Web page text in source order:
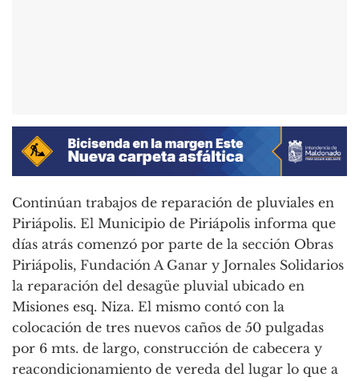
Continúan trabajos de reparación de pluviales en
Piriápolis. El Municipio de Piriápolis informa que
días atrás comenzó por parte de la sección Obras
Piriápolis, Fundación A Ganar y Jornales Solidarios
la reparación del desagüe pluvial ubicado en
Misiones esq. Niza. El mismo contó con la
colocación de tres nuevos caños de 50 pulgadas
por 6 mts. de largo, construcción de cabecera y
reacondicionamiento de vereda del lugar lo que a